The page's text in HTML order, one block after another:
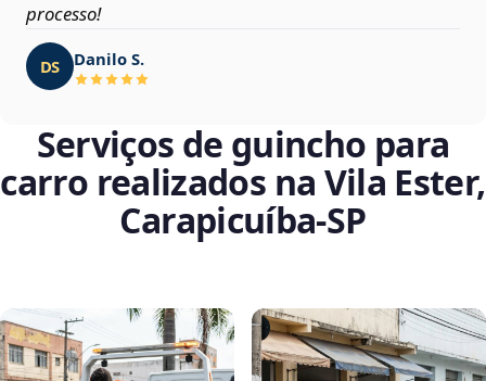
processo!
DS Danilo S.
Serviços de guincho para
carro realizados na Vila Ester,
Carapicuíba‑SP